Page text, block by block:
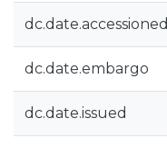
dc.date.accessioned
dc.date.embargo
dc.date.issued